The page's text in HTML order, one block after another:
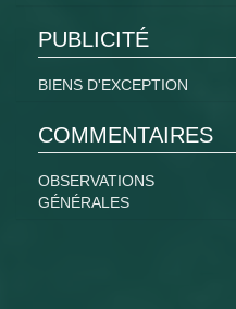
PUBLICITÉ
BIENS D'EXCEPTION
COMMENTAIRES
OBSERVATIONS
GÉNÉRALES